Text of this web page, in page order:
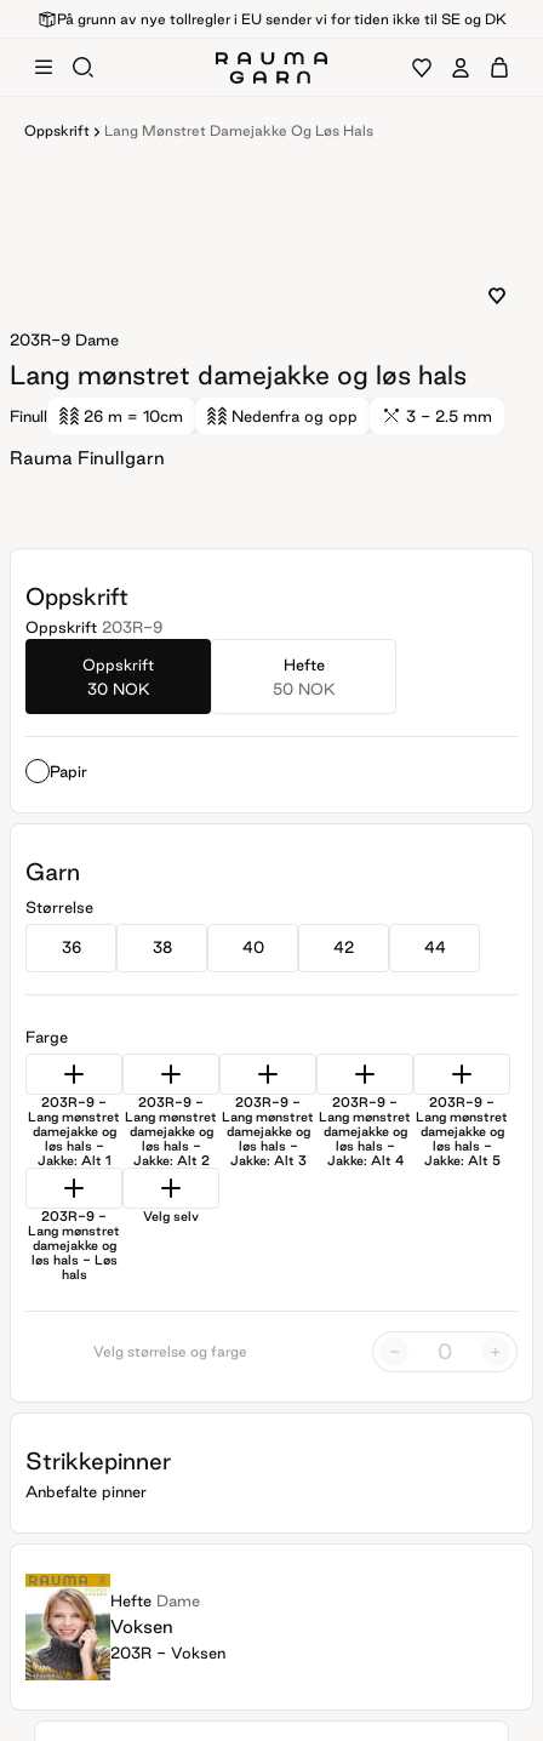
På grunn av nye tollregler i EU sender vi for tiden ikke til SE og DK
Oppskrift Lang Mønstret Damejakke Og Løs Hals
203R-9 Dame
Lang mønstret damejakke og løs hals
Finull 26 m = 10cm Nedenfra og opp 3 - 2.5 mm
Rauma Finullgarn
Oppskrift
Oppskrift 203R-9
Oppskrift
30 NOK
Hefte
50 NOK
Papir
Garn
Størrelse
36 38 40 42 44
Farge
203R-9 -
Lang mønstret
damejakke og
løs hals -
Jakke: Alt 1
203R-9 -
Lang mønstret
damejakke og
løs hals -
Jakke: Alt 2
203R-9 -
Lang mønstret
damejakke og
løs hals -
Jakke: Alt 3
203R-9 -
Lang mønstret
damejakke og
løs hals -
Jakke: Alt 4
203R-9 -
Lang mønstret
damejakke og
løs hals -
Jakke: Alt 5
203R-9 -
Lang mønstret
damejakke og
løs hals - Løs
hals
Velg selv
Velg størrelse og farge - +
Strikkepinner
Anbefalte pinner
Hefte Dame
Voksen
203R - Voksen